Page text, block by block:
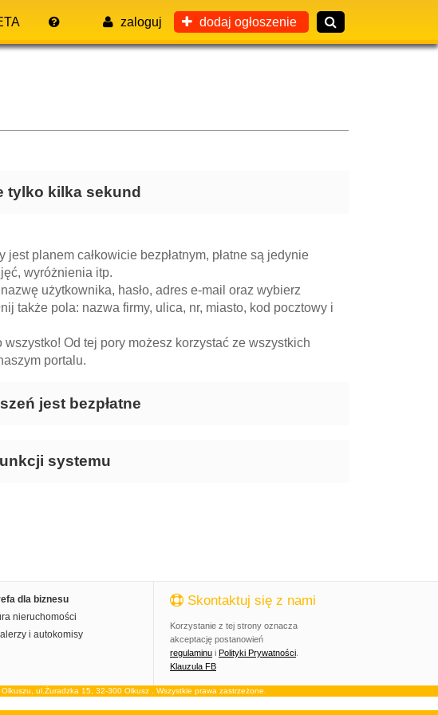
zaloguj dodaj ogłoszenie
tylko kilka sekund
jest planem całkowicie bezpłatnym, płatne są jedynie
wyróżnienia itp.
użytkownika, hasło, adres e-mail oraz wybierz
także pola: nazwa firmy, ulica, nr, miasto, kod pocztowy i
wszystko! Od tej pory możesz korzystać ze wszystkich
portalu.
jest bezpłatne
systemu
dla biznesu
nieruchomości
i autokomisy
Skontaktuj się z nami
Korzystanie z tej strony oznacza
akceptację postanowień
regulaminu i Polityki Prywatności
Klauzula FB
ul.Żuradzka 15, 32-300 Olkusz . Wszystkie prawa zastrzeżone.